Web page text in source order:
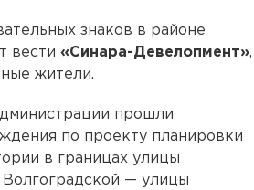
знаков в районе
вести «Синара-Девелопмент»,
жители.
прошли
по проекту планировки
в границах улицы
— улицы